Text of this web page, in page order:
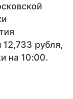
рубля,
на 10:00.